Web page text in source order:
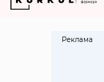
Реклама